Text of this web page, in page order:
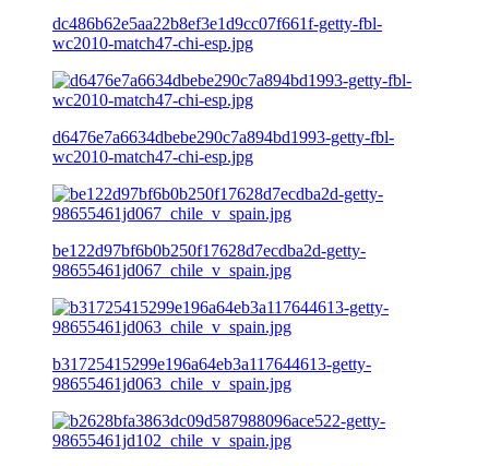
dc486b62e5aa22b8ef3e1d9cc07f661f-getty-fbl-
wc2010-match47-chi-esp.jpg
d6476e7a6634dbebe290c7a894bd1993-getty-fbl-
wc2010-match47-chi-esp.jpg
be122d97bf6b0b250f17628d7ecdba2d-getty-
98655461jd067_chile_v_spain.jpg
b31725415299e196a64eb3a117644613-getty-
98655461jd063_chile_v_spain.jpg